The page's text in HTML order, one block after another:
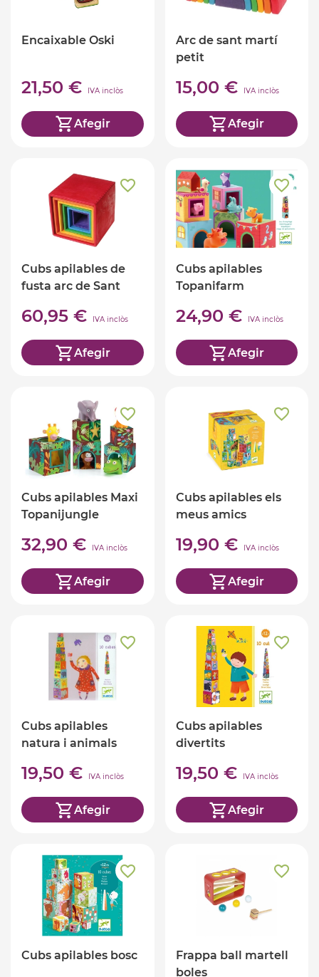
Encaixable Oski
21,50 € IVA inclòs
Afegir
Arc de sant martí
petit
15,00 € IVA inclòs
Afegir
Cubs apilables de
fusta arc de Sant
60,95 € IVA inclòs
Afegir
Cubs apilables
Topanifarm
24,90 € IVA inclòs
Afegir
Cubs apilables Maxi
Topanijungle
32,90 € IVA inclòs
Afegir
Cubs apilables els
meus amics
19,90 € IVA inclòs
Afegir
Cubs apilables
natura i animals
19,50 € IVA inclòs
Afegir
Cubs apilables
divertits
19,50 € IVA inclòs
Afegir
Cubs apilables bosc
Frappa ball martell
boles